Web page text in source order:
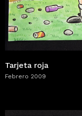
Tarjeta roja
Febrero 2009